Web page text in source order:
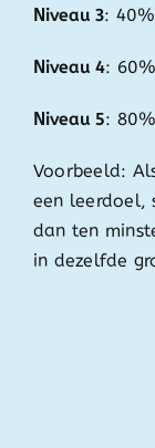
Niveau 3:
Niveau 4:
Niveau 5:
Voorbeeld:
een leerdoel,
dan ten
in dezelfde